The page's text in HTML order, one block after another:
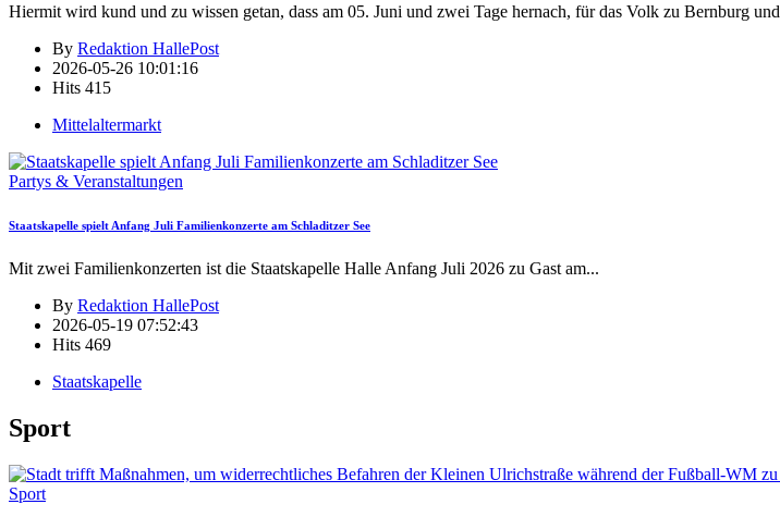
Hiermit wird kund und zu wissen getan, dass am 05. Juni und zwei Tage hernach, für das Volk zu Bernburg und
By Redaktion HallePost
2026-05-26 10:01:16
Hits 415
Mittelaltermarkt
Partys & Veranstaltungen
Staatskapelle spielt Anfang Juli Familienkonzerte am Schladitzer See
Mit zwei Familienkonzerten ist die Staatskapelle Halle Anfang Juli 2026 zu Gast am...
By Redaktion HallePost
2026-05-19 07:52:43
Hits 469
Staatskapelle
Sport
Sport